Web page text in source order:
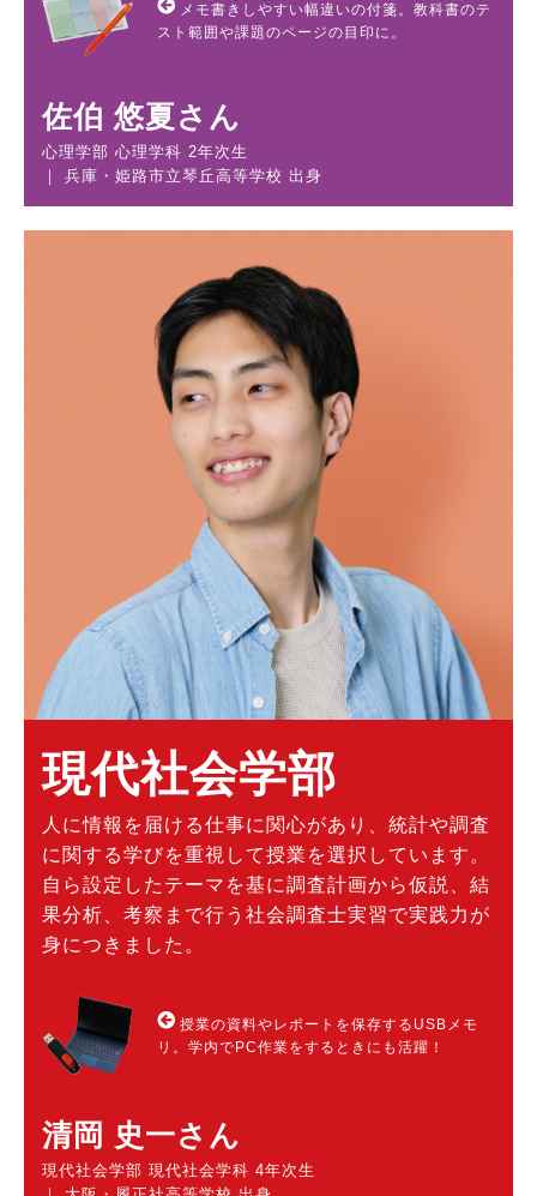
メモ書きしやすい幅違いの付箋。教科書のテ
スト範囲や課題のページの目印に。
佐伯 悠夏さん
心理学部 心理学科 2年次生
｜ 兵庫・姫路市立琴丘高等学校 出身
現代社会学部
人に情報を届ける仕事に関心があり、統計や調査
に関する学びを重視して授業を選択しています。
自ら設定したテーマを基に調査計画から仮説、結
果分析、考察まで行う社会調査士実習で実践力が
身につきました。
授業の資料やレポートを保存するUSBメモ
リ。学内でPC作業をするときにも活躍！
清岡 史一さん
現代社会学部 現代社会学科 4年次生